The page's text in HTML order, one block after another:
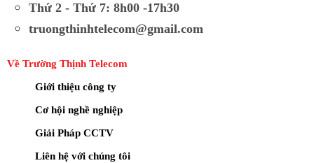
Thứ 2 - Thứ 7: 8h00 -17h30
truongthinhtelecom@gmail.com
Về Trường Thịnh Telecom
Giới thiệu công ty
Cơ hội nghề nghiệp
Giải Pháp CCTV
Liên hệ với chúng tôi